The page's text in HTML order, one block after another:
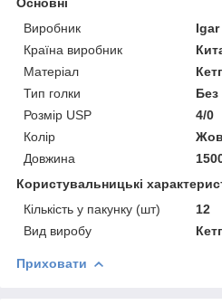
Виробник
Igar
Країна виробник
Матеріал
Тип голки
Без
Розмір USP
4/0
Колір
Довжина
Користувальницькі
Кількість у пакунку (шт)
12
Вид виробу
Приховати